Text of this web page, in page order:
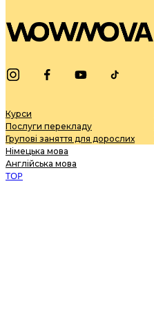
Курси
Послуги перекладу
Групові заняття для дорослих
Німецька мова
Англійська мова
TOP